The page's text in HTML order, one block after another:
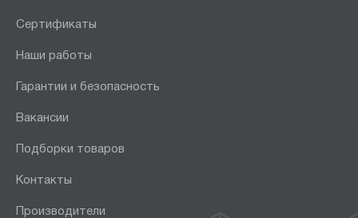
Сертификаты
Наши работы
Гарантии и безопасность
Вакансии
Подборки товаров
Контакты
Производители